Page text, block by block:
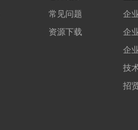
常见问题
资源下载
企
企
企
技
招